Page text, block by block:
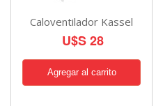
Caloventilador Kassel
U$S 28